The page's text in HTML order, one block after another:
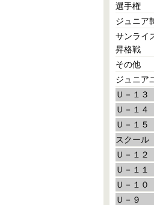
選手権
ジュニア
サンライ
昇格戦
その他
ジュニア
Ｕ－１３
Ｕ－１４
Ｕ－１５
スクール
Ｕ－１２
Ｕ－１１
Ｕ－１０
Ｕ－９